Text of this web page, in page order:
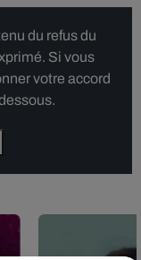
du refus du
Si vous
votre accord